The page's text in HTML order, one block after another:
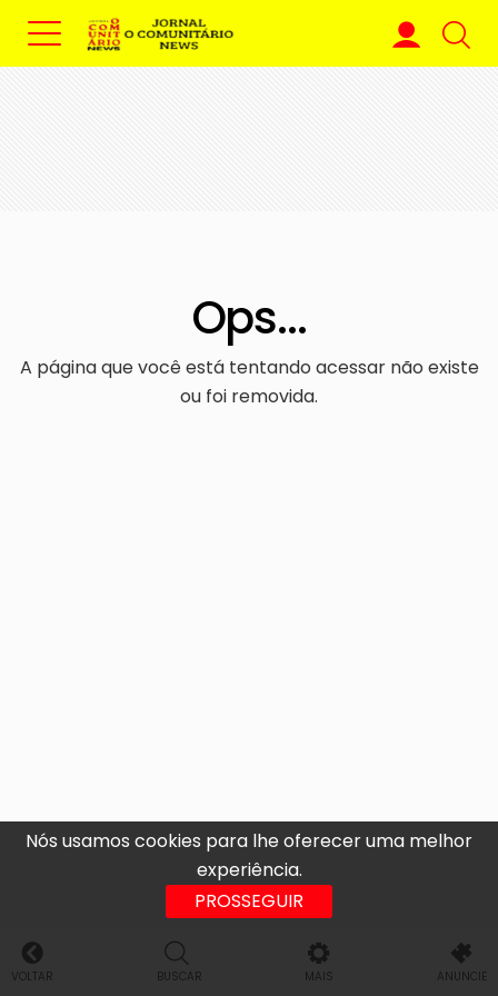
Nós usamos cookies para lhe oferecer uma melhor
experiência.
PROSSEGUIR
Ops...
A página que você está tentando acessar não existe
ou foi removida.
VOLTAR BUSCAR MAIS ANUNCIE